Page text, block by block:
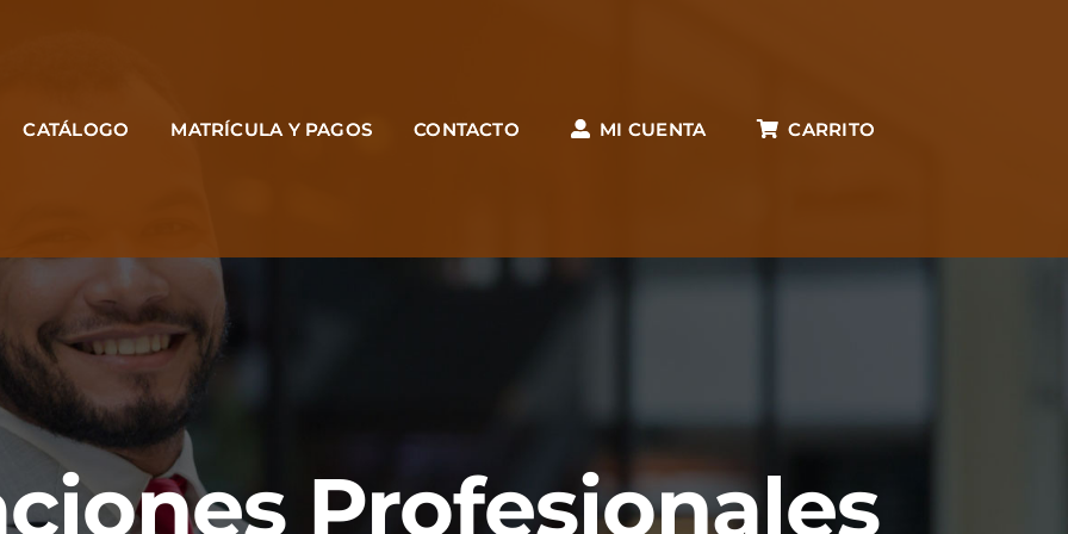
CATÁLOGO MATRÍCULA Y PAGOS CONTACTO MI CUENTA CARRITO
Profesionales